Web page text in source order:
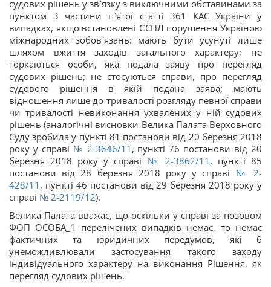
судових рішень у зв`язку з виключними обставинами за
пунктом 3 частини п`ятої статті 361 КАС України у
випадках, якщо встановлені ЄСПЛ порушення Україною
міжнародних зобов`язань: мають бути усунуті лише
шляхом вжиття заходів загального характеру; не
торкаються особи, яка подала заяву про перегляд
судових рішень; не стосуються справи, про перегляд
судового рішення в якій подана заява; мають
відношення лише до тривалості розгляду певної справи
чи тривалості невиконання ухвалених у ній судових
рішень (аналогічні висновки Велика Палата Верховного
Суду зробила у пункті 81 постанови від 20 березня 2018
року у справі № 2-3646/11 , пункті 76 постанови від 20
березня 2018 року у справі № 2-3862/11 , пункті 85
постанови від 28 березня 2018 року у справі № 2-
428/11 , пункті 46 постанови від 29 березня 2018 року у
справі № 2-2119/12).
Велика Палата вважає, що оскільки у справі за позовом
ФОП ОСОБА_1 перелічених випадків немає, то немає
фактичних та юридичних передумов, які б
унеможливлювали застосування такого заходу
індивідуального характеру на виконання Рішення, як
перегляд судових рішень.